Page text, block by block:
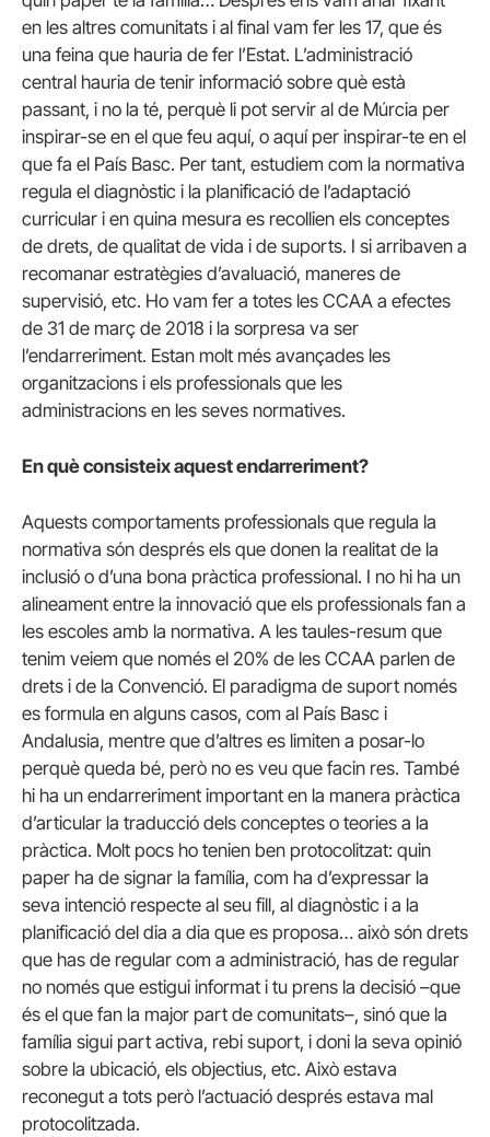
en les altres comunitats i al final vam fer les 17, que és
una feina que hauria de fer l’Estat. L’administració
central hauria de tenir informació sobre què està
passant, i no la té, perquè li pot servir al de Múrcia per
inspirar-se en el que feu aquí, o aquí per inspirar-te en el
que fa el País Basc. Per tant, estudiem com la normativa
regula el diagnòstic i la planificació de l’adaptació
curricular i en quina mesura es recollien els conceptes
de drets, de qualitat de vida i de suports. I si arribaven a
recomanar estratègies d’avaluació, maneres de
supervisió, etc. Ho vam fer a totes les CCAA a efectes
de 31 de març de 2018 i la sorpresa va ser
l’endarreriment. Estan molt més avançades les
organitzacions i els professionals que les
administracions en les seves normatives.
En què consisteix aquest endarreriment?
Aquests comportaments professionals que regula la
normativa són després els que donen la realitat de la
inclusió o d’una bona pràctica professional. I no hi ha un
alineament entre la innovació que els professionals fan a
les escoles amb la normativa. A les taules-resum que
tenim veiem que només el 20% de les CCAA parlen de
drets i de la Convenció. El paradigma de suport només
es formula en alguns casos, com al País Basc i
Andalusia, mentre que d’altres es limiten a posar-lo
perquè queda bé, però no es veu que facin res. També
hi ha un endarreriment important en la manera pràctica
d’articular la traducció dels conceptes o teories a la
pràctica. Molt pocs ho tenien ben protocolitzat: quin
paper ha de signar la família, com ha d’expressar la
seva intenció respecte al seu fill, al diagnòstic i a la
planificació del dia a dia que es proposa… això són drets
que has de regular com a administració, has de regular
no només que estigui informat i tu prens la decisió –que
és el que fan la major part de comunitats–, sinó que la
família sigui part activa, rebi suport, i doni la seva opinió
sobre la ubicació, els objectius, etc. Això estava
reconegut a tots però l’actuació després estava mal
protocolitzada.